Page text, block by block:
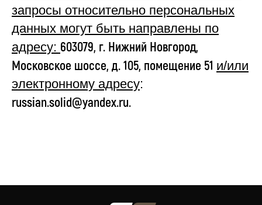
запросы относительно персональных
данных могут быть направлены по
адресу: 603079, г. Нижний Новгород,
Московское шоссе, д. 105, помещение 51 и/или
электронному адресу:
russian.solid@yandex.ru.